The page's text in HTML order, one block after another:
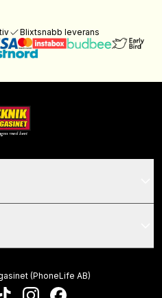
Blixtsnabb leverans
(PhoneLife AB)